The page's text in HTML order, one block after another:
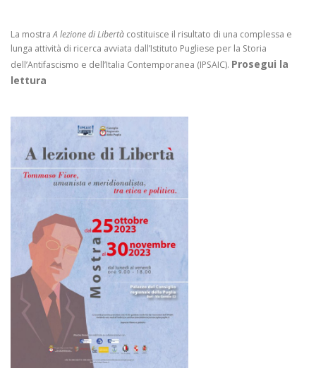
La mostraA lezione di Libertà costituisce il risultato di una complessa e
lunga attività di ricerca avviata dall’Istituto Pugliese per la Storia
dell’Antifascismo e dell’Italia Contemporanea (IPSAIC). Prosegui la
lettura